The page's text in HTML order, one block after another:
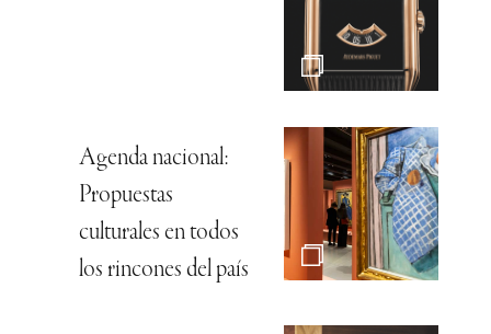
Agenda nacional:
Propuestas
culturales en todos
los rincones del país